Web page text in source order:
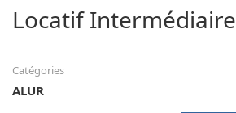
Locatif Intermédiaire
Catégories
ALUR